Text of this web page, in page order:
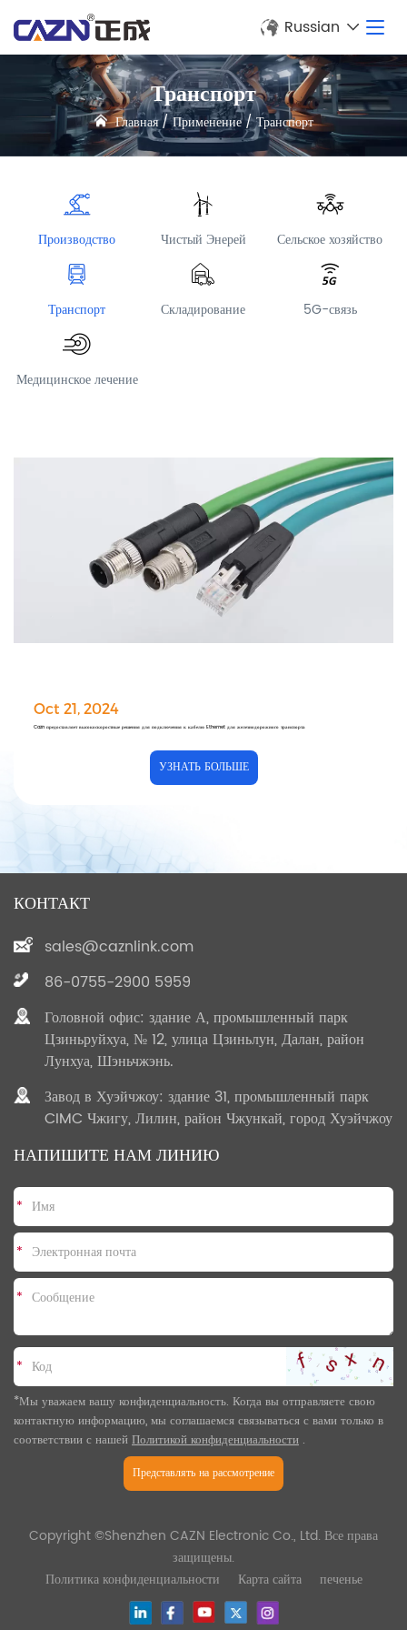
Russian
Транспорт
Главная/Применение/Транспорт
Производство Чистый Энерей Сельское хозяйство
Транспорт Складирование 5G-связь
Медицинское лечение
Oct 21, 2024
Cazn предоставляет высокоскоростные решения для подключения к кабелю Ethernet для железнодорожного транспорта
УЗНАТЬ БОЛЬШЕ
КОНТАКТ
sales@caznlink.com
86-0755-2900 5959
Головной офис: здание А, промышленный парк
Цзиньруйхуа, № 12, улица Цзиньлун, Далан, район
Лунхуа, Шэньчжэнь.
Завод в Хуэйчжоу: здание 31, промышленный парк
CIMC Чжигу, Лилин, район Чжункай, город Хуэйчжоу
НАПИШИТЕ НАМ ЛИНИЮ
*
*
*
*
*Мы уважаем вашу конфиденциальность. Когда вы отправляете свою
контактную информацию, мы соглашаемся связываться с вами только в
соответствии с нашейПолитикой конфиденциальности .
Представлять на рассмотрение
Copyright ©Shenzhen CAZN Electronic Co., Ltd. Все права
защищены.
Политика конфиденциальности
Карта сайта печенье